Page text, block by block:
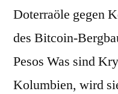
Doterraöle gegen
des Bitcoin-
Pesos Was sind
Kolumbien, wird